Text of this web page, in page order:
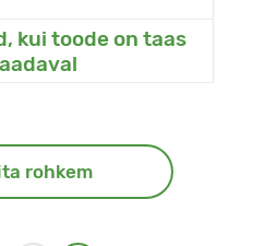
kui toode on taas
rohkem